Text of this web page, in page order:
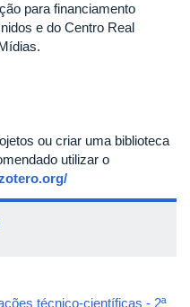
para financiamento
e do Centro Real
ou criar uma biblioteca
utilizar o
técnico-científicas - 2ª